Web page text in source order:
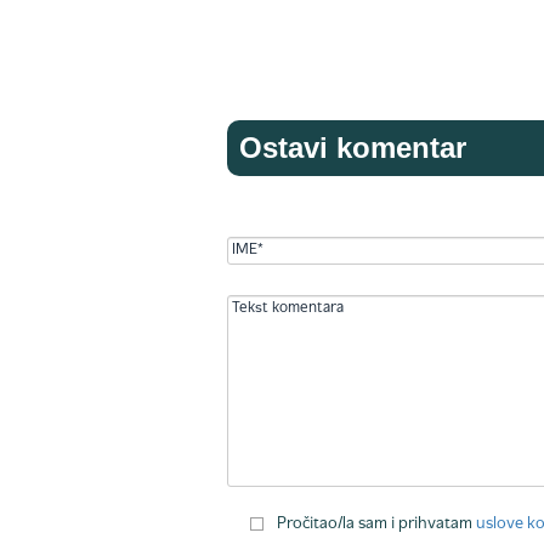
Ostavi komentar
Pročitao/la sam i prihvatam uslove